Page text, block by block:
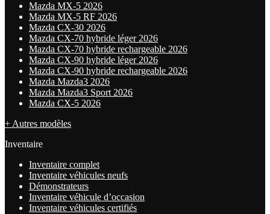
Mazda MX-5 2026
Mazda MX-5 RF 2026
Mazda CX-30 2026
Mazda CX-70 hybride léger 2026
Mazda CX-70 hybride rechargeable 2026
Mazda CX-90 hybride léger 2026
Mazda CX-90 hybride rechargeable 2026
Mazda Mazda3 2026
Mazda Mazda3 Sport 2026
Mazda CX-5 2026
+ Autres modèles
Inventaire
Inventaire complet
Inventaire véhicules neufs
Démonstrateurs
Inventaire véhicule d’occasion
Inventaire véhicules certifiés